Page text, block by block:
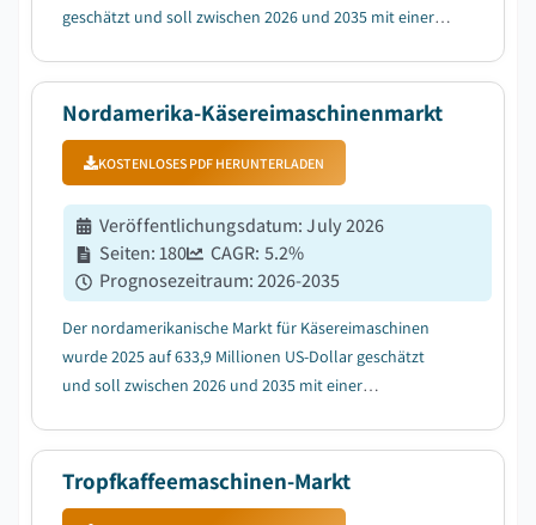
geschätzt und soll zwischen 2026 und 2035 mit einer
Hygienebewusstsein....
Nordamerika-Käsereimaschinenmarkt
KOSTENLOSES PDF HERUNTERLADEN
Veröffentlichungsdatum:July 2026
Seiten:180 CAGR: 5.2%
Prognosezeitraum:2026-2035
Der nordamerikanische Markt für Käsereimaschinen
wurde 2025 auf 633,9 Millionen US-Dollar geschätzt
und soll zwischen 2026 und 2035 mit einer
Milchverarbeitungsindustrie, die die Installation von
Tropfkaffeemaschinen-Markt